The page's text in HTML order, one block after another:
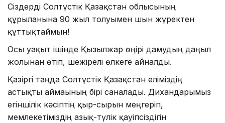
Сіздерді Солтүстік Қазақстан облысының
құрылғанына 90 жыл толуымен шын жүректен
құттықтаймын!
Осы уақыт ішінде Қызылжар өңірі дамудың даңғыл
жолынан өтіп, шежірелі өлкеге айналды.
Қазіргі таңда Солтүстік Қазақстан еліміздің
астықты аймағының бірі саналады. Дихандарымыз
егіншілік кәсіптің қыр-сырын меңгеріп,
мемлекетіміздің азық-түлік қауіпсіздігін